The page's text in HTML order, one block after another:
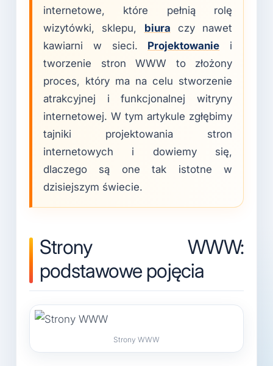
internetowe, które pełnią rolę
wizytówki, sklepu, biura czy nawet
kawiarni w sieci. Projektowanie i
tworzenie stron WWW to złożony
proces, który ma na celu stworzenie
atrakcyjnej i funkcjonalnej witryny
internetowej. W tym artykule zgłębimy
tajniki projektowania stron
internetowych i dowiemy się,
dlaczego są one tak istotne w
dzisiejszym świecie.
Strony WWW:
podstawowe pojęcia
Strony WWW